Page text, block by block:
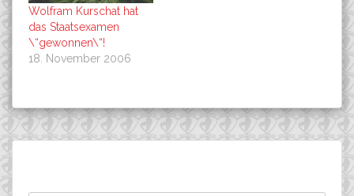
Wolfram Kurschat hat
das Staatsexamen
\“gewonnen\“!
18. November 2006